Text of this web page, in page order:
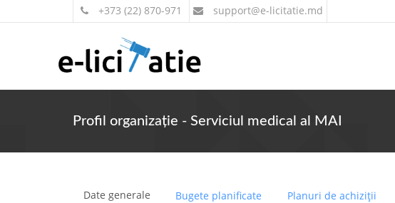
+373 (22) 870-971 support@e-licitatie.md
Profil organizație - Serviciul medical al MAI
Date generale Bugete planificate Planuri de achiziții